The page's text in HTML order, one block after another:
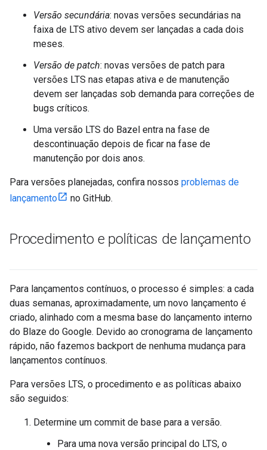
Versão secundária: novas versões secundárias na
faixa de LTS ativo devem ser lançadas a cada dois
meses.
Versão de patch: novas versões de patch para
versões LTS nas etapas ativa e de manutenção
devem ser lançadas sob demanda para correções de
bugs críticos.
Uma versão LTS do Bazel entra na fase de
descontinuação depois de ficar na fase de
manutenção por dois anos.
Para versões planejadas, confira nossos problemas de
lançamento
no GitHub.
Procedimento e políticas de lançamento
Para lançamentos contínuos, o processo é simples: a cada
duas semanas, aproximadamente, um novo lançamento é
criado, alinhado com a mesma base do lançamento interno
do Blaze do Google. Devido ao cronograma de lançamento
rápido, não fazemos backport de nenhuma mudança para
lançamentos contínuos.
Para versões LTS, o procedimento e as políticas abaixo
são seguidos:
Determine um commit de base para a versão.
Para uma nova versão principal do LTS, o